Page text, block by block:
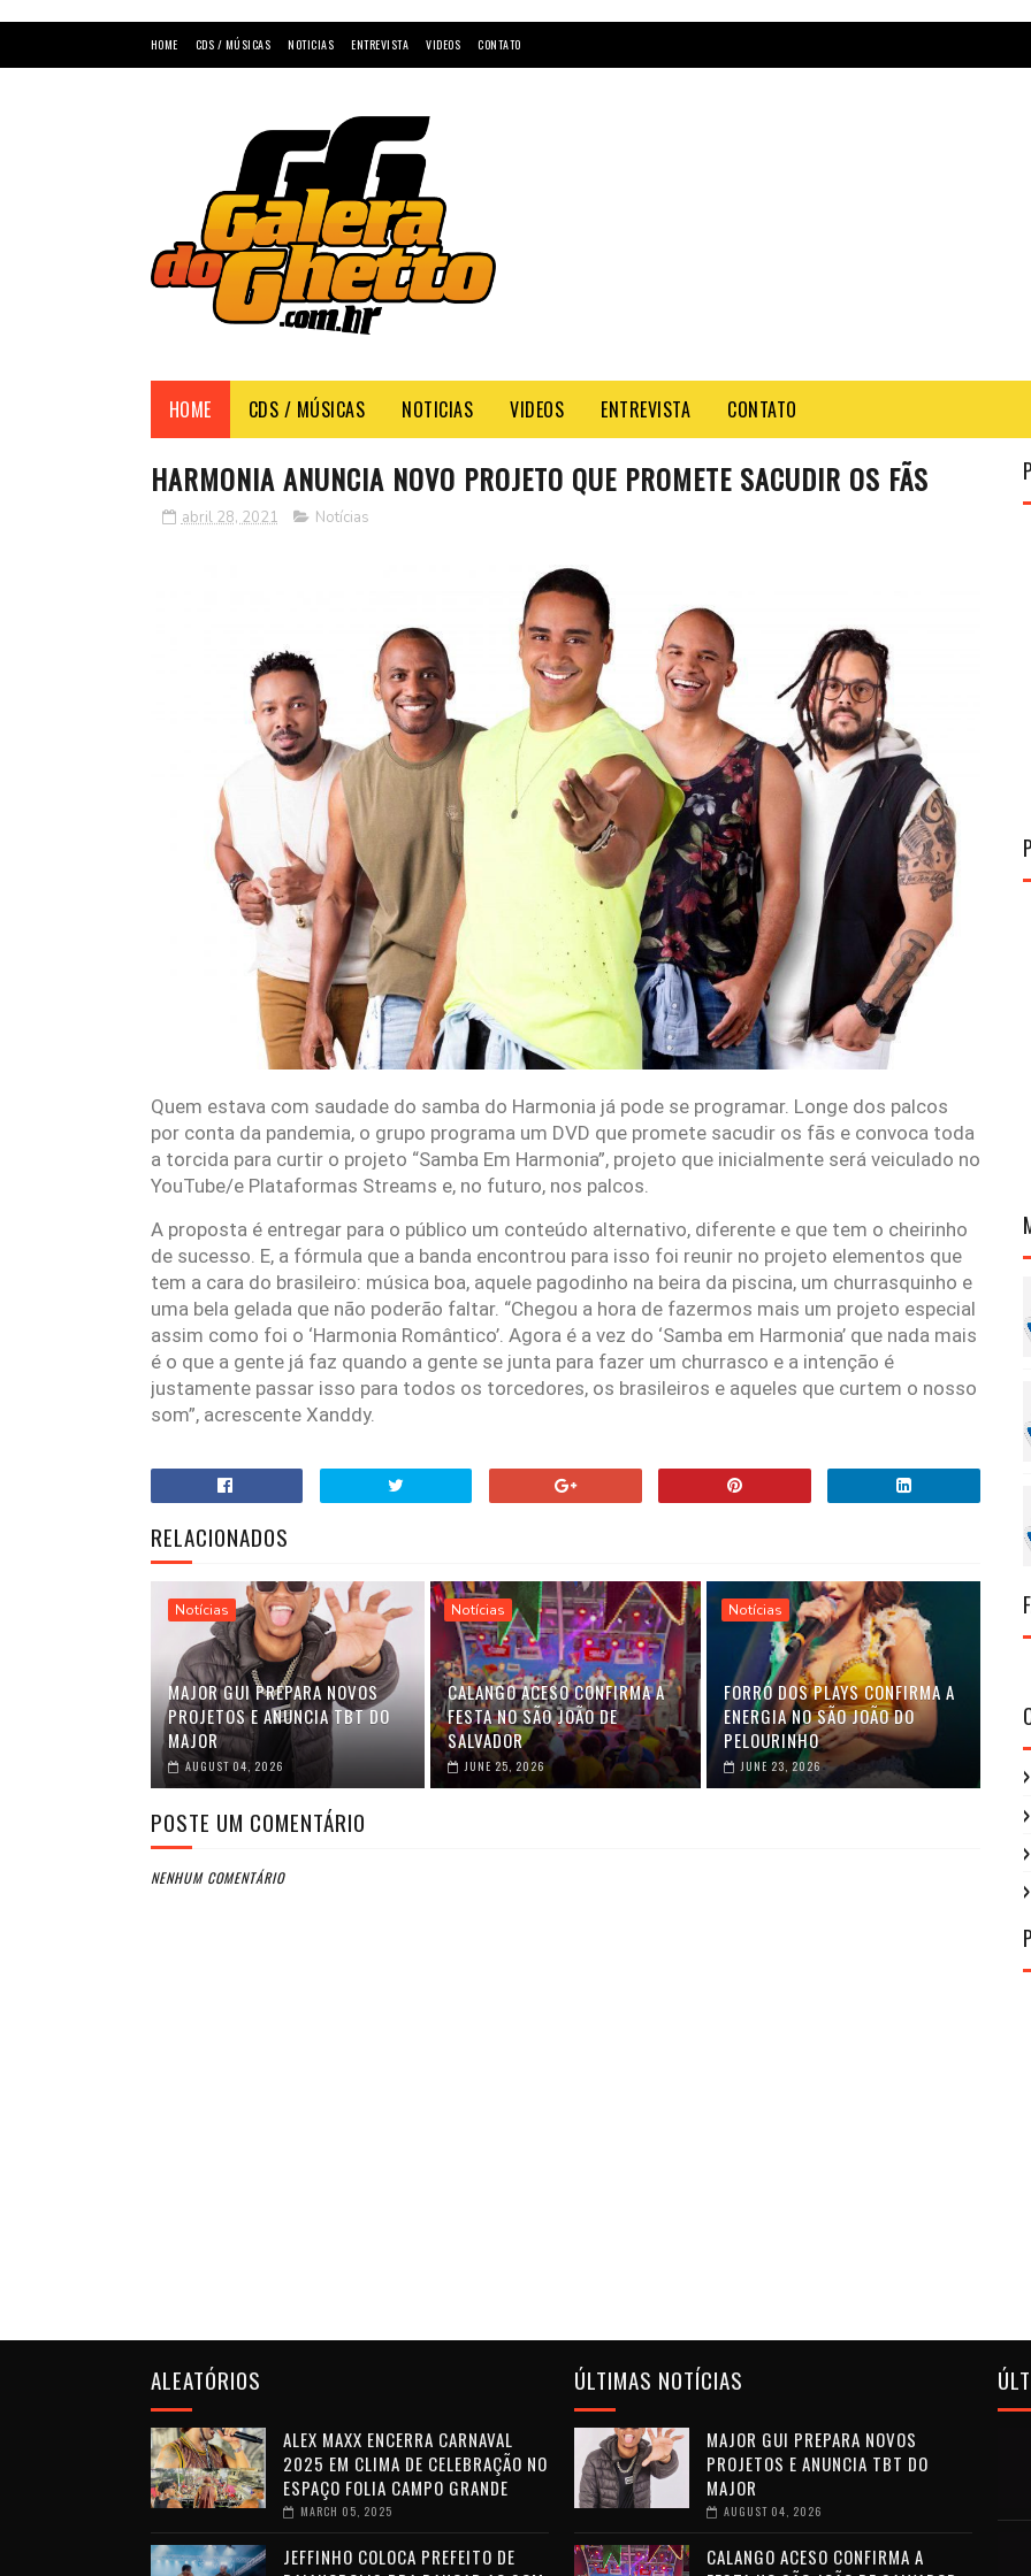
HOME CDS / MÚSICAS NOTICIAS ENTREVISTA VIDEOS CONTATO
HOME CDS / MÚSICAS NOTICIAS VIDEOS ENTREVISTA CONTATO
HARMONIA ANUNCIA NOVO PROJETO QUE PROMETE SACUDIR OS FÃS
abril 28, 2021 Notícias
Quem estava com saudade do samba do Harmonia já pode se programar. Longe dos palcos
por conta da pandemia, o grupo programa um DVD que promete sacudir os fãs e convoca toda
a torcida para curtir o projeto “Samba Em Harmonia”, projeto que inicialmente será veiculado no
YouTube/e Plataformas Streams e, no futuro, nos palcos.
A proposta é entregar para o público um conteúdo alternativo, diferente e que tem o cheirinho
de sucesso. E, a fórmula que a banda encontrou para isso foi reunir no projeto elementos que
tem a cara do brasileiro: música boa, aquele pagodinho na beira da piscina, um churrasquinho e
uma bela gelada que não poderão faltar. “Chegou a hora de fazermos mais um projeto especial
assim como foi o ‘Harmonia Romântico’. Agora é a vez do ‘Samba em Harmonia’ que nada mais
é o que a gente já faz quando a gente se junta para fazer um churrasco e a intenção é
justamente passar isso para todos os torcedores, os brasileiros e aqueles que curtem o nosso
som”, acrescente Xanddy.
RELACIONADOS
Notícias
MAJOR GUI PREPARA NOVOS
PROJETOS E ANUNCIA TBT DO
MAJOR
AUGUST 04, 2026
Notícias
CALANGO ACESO CONFIRMA A
FESTA NO SÃO JOÃO DE
SALVADOR
JUNE 25, 2026
Notícias
FORRÓ DOS PLAYS CONFIRMA A
ENERGIA NO SÃO JOÃO DO
PELOURINHO
JUNE 23, 2026
POSTE UM COMENTÁRIO
NENHUM COMENTÁRIO
ALEATÓRIOS
ALEX MAXX ENCERRA CARNAVAL
2025 EM CLIMA DE CELEBRAÇÃO NO
ESPAÇO FOLIA CAMPO GRANDE
MARCH 05, 2025
JEFFINHO COLOCA PREFEITO DE
ÚLTIMAS NOTÍCIAS
MAJOR GUI PREPARA NOVOS
PROJETOS E ANUNCIA TBT DO
MAJOR
AUGUST 04, 2026
CALANGO ACESO CONFIRMA A